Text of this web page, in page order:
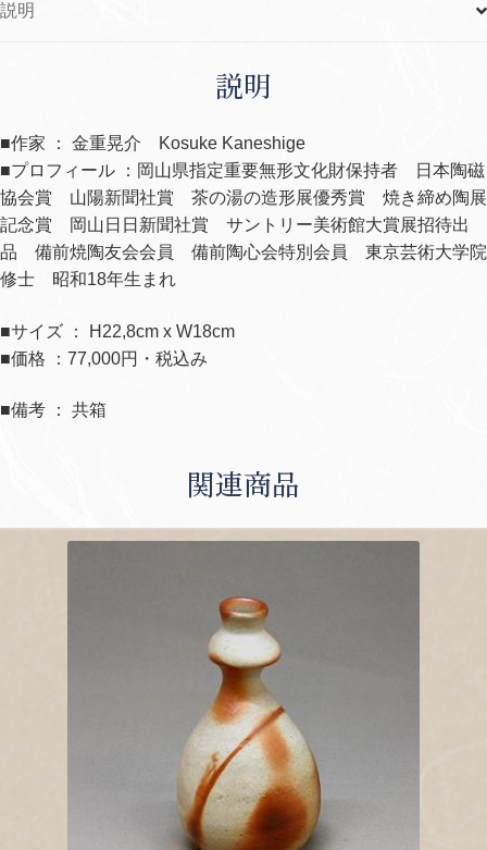
説明
説明
■作家 ： 金重晃介 Kosuke Kaneshige
■プロフィール ：岡山県指定重要無形文化財保持者 日本陶磁
協会賞 山陽新聞社賞 茶の湯の造形展優秀賞 焼き締め陶展
記念賞 岡山日日新聞社賞 サントリー美術館大賞展招待出
品 備前焼陶友会会員 備前陶心会特別会員 東京芸術大学院
修士 昭和18年生まれ
■サイズ ： H22,8cm x W18cm
■価格 ：77,000円・税込み
■備考 ： 共箱
関連商品